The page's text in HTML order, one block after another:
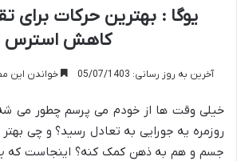
یوگا : بهترین حرکات برای
کاهش استرس
آخرین به روز رسانی: 05/07/1403 خواندن این مطلب 4 دقیقه
خیلی وقت ها از خودم می پرسم چطور می
روزمره یه جورایی به تعادل رسید؟ و چی
جسم و هم به ذهن کمک کنه؟ اینجاست که